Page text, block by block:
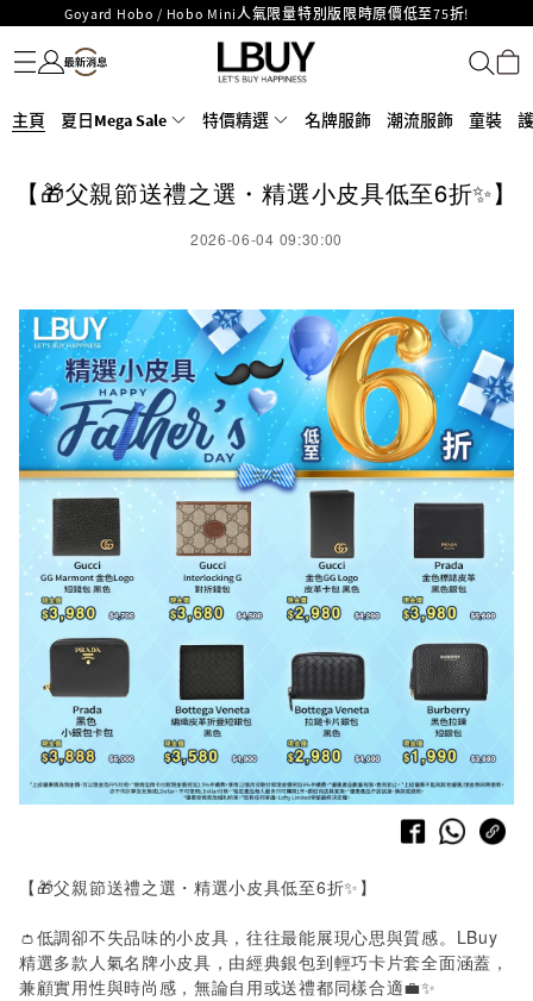
Goyard Hobo / Hobo Mini人氣限量特別版限時原價低至75折!
LBuy呈獻 - Hermès 及 Chanel 手袋及首飾原價低至6折，立即入手!
LBuy Nintendo Switch / Nintendo Switch 2 正規商品零售店登陸MOKO 4樓
重要通告：銀行轉帳及轉數快付款注意事項
LBuy MEGA SALE 精選名牌手袋及小皮具低至6折
名牌服飾
潮流服飾
童裝
護膚美妝
香水香薰
個人護理
母嬰護理
遊戲及精品玩具
文儀用品
家居生活
電子產品
美食
醫藥保健
運動與戶外用品
主頁 夏日Mega Sale 特價精選 名牌服飾 潮流服飾 童裝
【🎁父親節送禮之選・精選小皮具低至6折✨】
2026-06-04 09:30:00
【🎁父親節送禮之選・精選小皮具低至6折✨】
👛低調卻不失品味的小皮具，往往最能展現心思與質感。LBuy
精選多款人氣名牌小皮具，由經典銀包到輕巧卡片套全面涵蓋，
兼顧實用性與時尚感，無論自用或送禮都同樣合適💼✨